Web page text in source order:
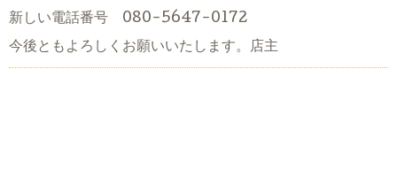
新しい電話番号 080-5647-0172
今後ともよろしくお願いいたします。店主